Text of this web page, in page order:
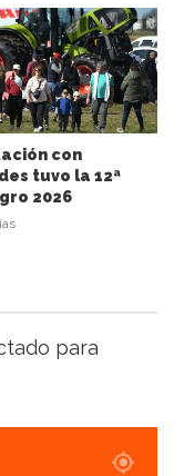
con
tuvo la 12ª
2026
para